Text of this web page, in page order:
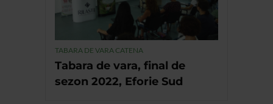
TABARA DE VARA CATENA
Tabara de vara, final de
sezon 2022, Eforie Sud